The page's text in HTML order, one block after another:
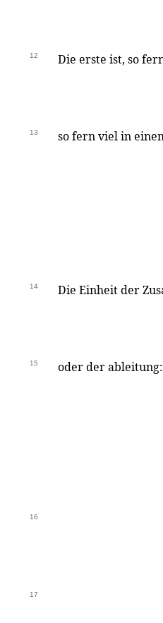
12 Die erste ist, so
13 so fern viel in
14 Die Einheit der
15 oder der
16
17